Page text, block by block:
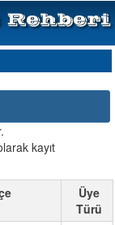
kayıt
Üye
Türü